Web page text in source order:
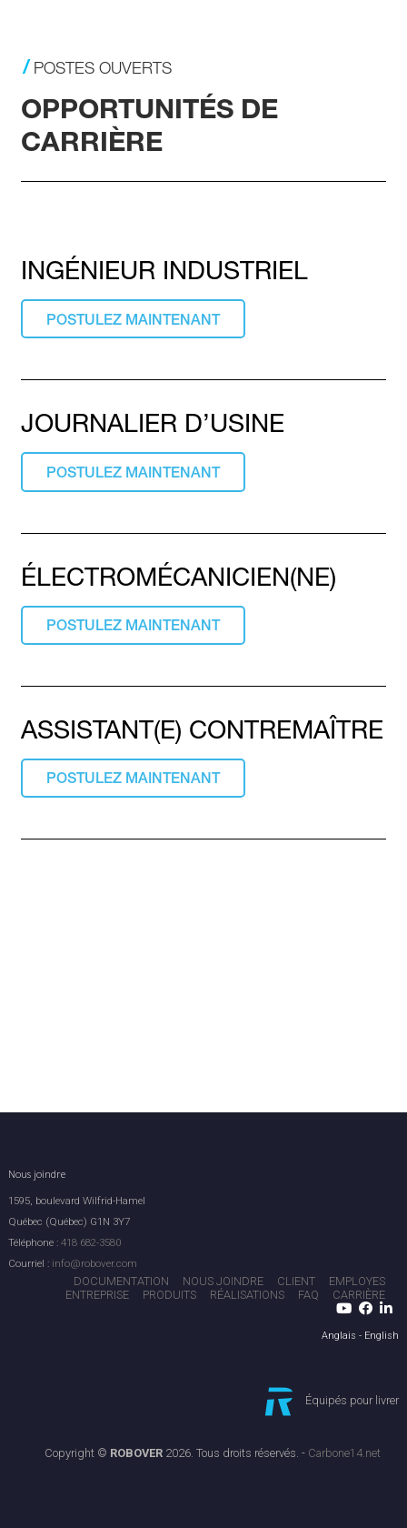
POSTES OUVERTS
OPPORTUNITÉS DE
CARRIÈRE
INGÉNIEUR INDUSTRIEL
POSTULEZ MAINTENANT
JOURNALIER D’USINE
POSTULEZ MAINTENANT
ÉLECTROMÉCANICIEN(NE)
POSTULEZ MAINTENANT
ASSISTANT(E) CONTREMAÎTRE
POSTULEZ MAINTENANT
Nous joindre
1595, boulevard Wilfrid-Hamel
Québec (Québec) G1N 3Y7
Téléphone : 418 682-3580
Courriel : info@robover.com
EMPLOYES
CLIENT
NOUS JOINDRE
DOCUMENTATION
CARRIÈRE
FAQ
RÉALISATIONS
PRODUITS
ENTREPRISE
Anglais - English
Équipés pour livrer
Copyright © ROBOVER 2026. Tous droits réservés. - Carbone14.net